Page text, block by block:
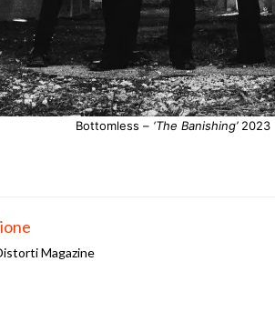
Bottomless – ‘The Banishing’2023
Magazine